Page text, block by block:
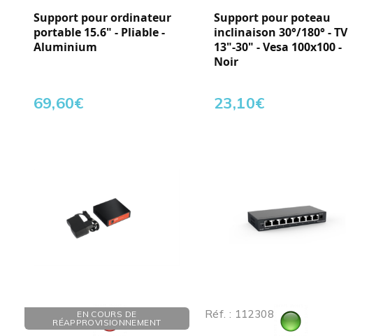
Support pour ordinateur
portable 15.6" - Pliable -
Aluminium
69,60€
Support pour poteau
inclinaison 30°/180° - TV
13"-30" - Vesa 100x100 -
Noir
23,10€
EN COURS DE
RÉAPPROVISIONNEMENT
Réf. : 112301 Réf. : 112308